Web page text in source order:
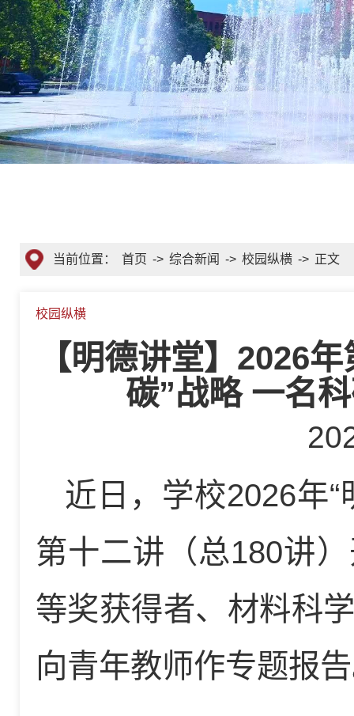
当前位置： 首页 -> 综合新闻 -> 校园纵横 -> 正文
校园纵横
【明德讲堂】2026
碳”战略 一名
近日，学校2026年
第十二讲（总180讲
等奖获得者、材料科
向青年教师作专题报